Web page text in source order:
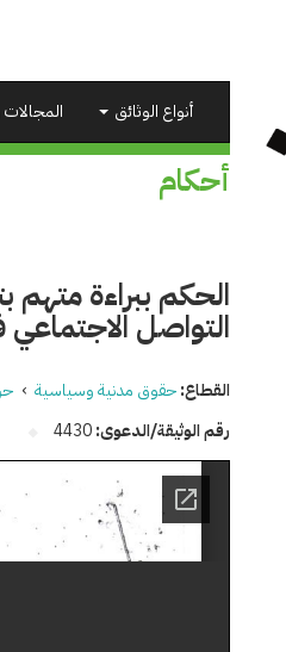
أنواع الوثائق
أحكام
الحكم ببراءة
التواصل
القطاع:حقوق مدنية وسياسية ›
رقم الوثيقة/الدعوى:4430